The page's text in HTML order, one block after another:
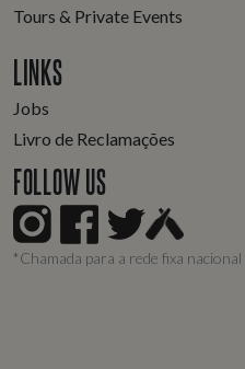
Tours & Private Events
LINKS
Jobs
Livro de Reclamações
FOLLOW US
*Chamada para a rede fixa nacional